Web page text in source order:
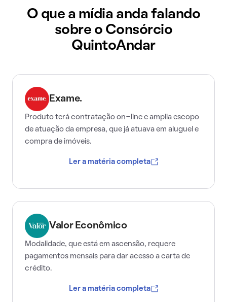
O que a mídia anda falando
sobre o Consórcio
QuintoAndar
Exame.
Produto terá contratação on-line e amplia escopo
de atuação da empresa, que já atuava em aluguel e
compra de imóveis.
Ler a matéria completa
Valor Econômico
Modalidade, que está em ascensão, requere
pagamentos mensais para dar acesso a carta de
crédito.
Ler a matéria completa